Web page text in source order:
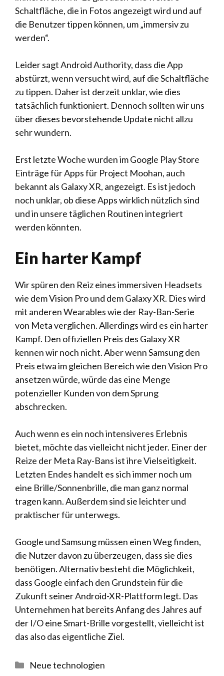
Schaltfläche, die in Fotos angezeigt wird und auf
die Benutzer tippen können, um „immersiv zu
werden“.
Leider sagt Android Authority, dass die App
abstürzt, wenn versucht wird, auf die Schaltfläche
zu tippen. Daher ist derzeit unklar, wie dies
tatsächlich funktioniert. Dennoch sollten wir uns
über dieses bevorstehende Update nicht allzu
sehr wundern.
Erst letzte Woche wurden im Google Play Store
Einträge für Apps für Project Moohan, auch
bekannt als Galaxy XR, angezeigt. Es ist jedoch
noch unklar, ob diese Apps wirklich nützlich sind
und in unsere täglichen Routinen integriert
werden könnten.
Ein harter Kampf
Wir spüren den Reiz eines immersiven Headsets
wie dem Vision Pro und dem Galaxy XR. Dies wird
mit anderen Wearables wie der Ray-Ban-Serie
von Meta verglichen. Allerdings wird es ein harter
Kampf. Den offiziellen Preis des Galaxy XR
kennen wir noch nicht. Aber wenn Samsung den
Preis etwa im gleichen Bereich wie den Vision Pro
ansetzen würde, würde das eine Menge
potenzieller Kunden von dem Sprung
abschrecken.
Auch wenn es ein noch intensiveres Erlebnis
bietet, möchte das vielleicht nicht jeder. Einer der
Reize der Meta Ray-Bans ist ihre Vielseitigkeit.
Letzten Endes handelt es sich immer noch um
eine Brille/Sonnenbrille, die man ganz normal
tragen kann. Außerdem sind sie leichter und
praktischer für unterwegs.
Google und Samsung müssen einen Weg finden,
die Nutzer davon zu überzeugen, dass sie dies
benötigen. Alternativ besteht die Möglichkeit,
dass Google einfach den Grundstein für die
Zukunft seiner Android-XR-Plattform legt. Das
Unternehmen hat bereits Anfang des Jahres auf
der I/O eine Smart-Brille vorgestellt, vielleicht ist
das also das eigentliche Ziel.
Kategorien
Neue technologien